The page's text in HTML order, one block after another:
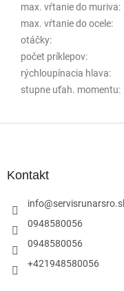
max. vŕtanie do muriva:
max. vŕtanie do ocele:
otáčky:
počet príklepov:
rýchloupínacia hlava:
stupne uťah. momentu:
Kontakt
info@
0948580056
0948580056
+421948580056